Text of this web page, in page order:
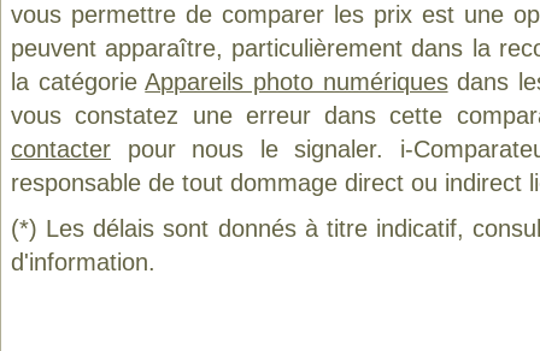
vous permettre de comparer les prix est une
peuvent apparaître, particulièrement dans la
la catégorieAppareils photo numériquesdans
vous constatez une erreur dans cette
contacter pour nous le signaler. i-
responsable de tout dommage direct ou indirect
(*) Les délais sont donnés à titre indicatif,
d'information.